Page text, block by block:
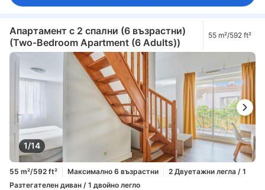
Апартамент с 2 спални (6 възрастни)
(Two-Bedroom Apartment (6 Adults))
55 m²/592 ft²
1/14
55 m²/592 ft² Максимално 6 възрастни
2 Двуетажни легла / 1
Разтегателен диван / 1 двойно легло